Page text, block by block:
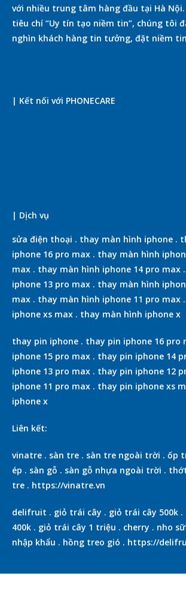
với nhiều trung tâm hàng đầu tại Hà
tiêu chí “Uy tín tạo niềm tin”, chúng tôi
nghìn khách hàng tin tưởng, đặt niềm
| Kết nối với PHONECARE
| Dịch vụ
sửa điện thoại . thay màn hình iphone .
iphone 16 pro max . thay màn hình
max . thay màn hình iphone 14 pro max .
iphone 13 pro max . thay màn hình
max . thay màn hình iphone 11 pro max .
iphone xs max . thay màn hình iphone x
thay pin iphone . thay pin iphone 16 pro
iphone 15 pro max . thay pin iphone 14
iphone 13 pro max . thay pin iphone 12
iphone 11 pro max . thay pin iphone xs
iphone x
Liên kết:
vinatre . sàn tre . sàn tre ngoài trời . ốp
ép . sàn gỗ . sàn gỗ nhựa ngoài trời .
tre . https://vinatre.vn
delifruit . giỏ trái cây . giỏ trái cây 500k .
400k . giỏ trái cây 1 triệu . cherry . nho
nhập khẩu . hồng treo gió . https://